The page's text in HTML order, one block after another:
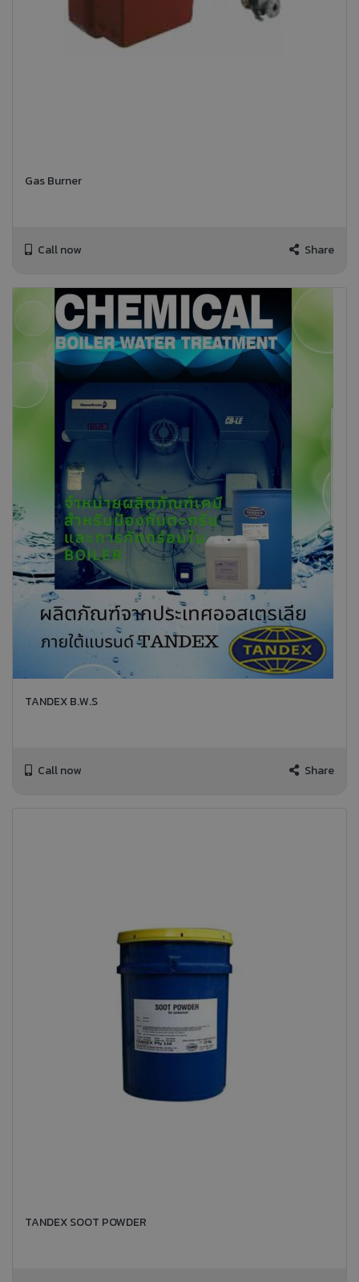
Gas Burner
Call now Share
TANDEX B.W.S
Call now Share
TANDEX SOOT POWDER